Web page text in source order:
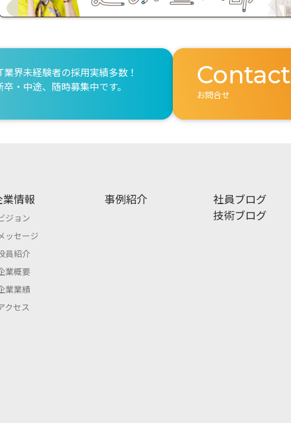
業界未経験者の採用実績多数！
卒・中途、随時募集中です。
Contact
お問合せ
業情報
ジョン
ッセージ
員紹介
業概要
業業績
クセス
事例紹介
社員ブログ
技術ブログ